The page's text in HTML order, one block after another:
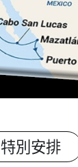
特別安排